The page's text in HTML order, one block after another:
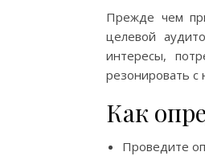
Прежде чем
целевой
интересы,
резонировать с
Как
Проведите